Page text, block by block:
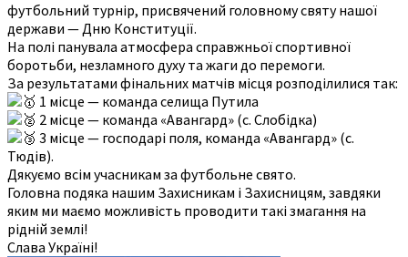
футбольний турнір, присвячений головному святу нашої
держави — Дню Конституції.
На полі панувала атмосфера справжньої спортивної
боротьби, незламного духу та жаги до перемоги.
За результатами фінальних матчів місця розподілилися так:
1 місце — команда селища Путила
2 місце — команда «Авангард» (с. Слобідка)
3 місце — господарі поля, команда «Авангард» (с.
Тюдів).
Дякуємо всім учасникам за футбольне свято.
Головна подяка нашим Захисникам і Захисницям, завдяки
яким ми маємо можливість проводити такі змагання на
рідній землі!
Слава Україні!